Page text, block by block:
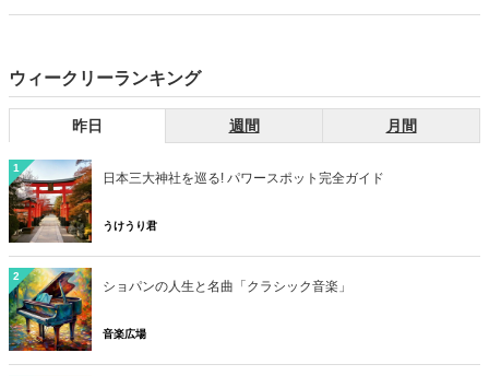
ウィークリーランキング
昨日 週間 月間
1
日本三大神社を巡る! パワースポット完全ガイド
うけうり君
2
ショパンの人生と名曲「クラシック音楽」
音楽広場